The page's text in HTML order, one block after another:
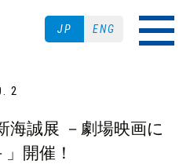
JP ENG
2
海誠展 －劇場映画に
開催！